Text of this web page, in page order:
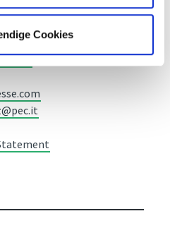
Cookies